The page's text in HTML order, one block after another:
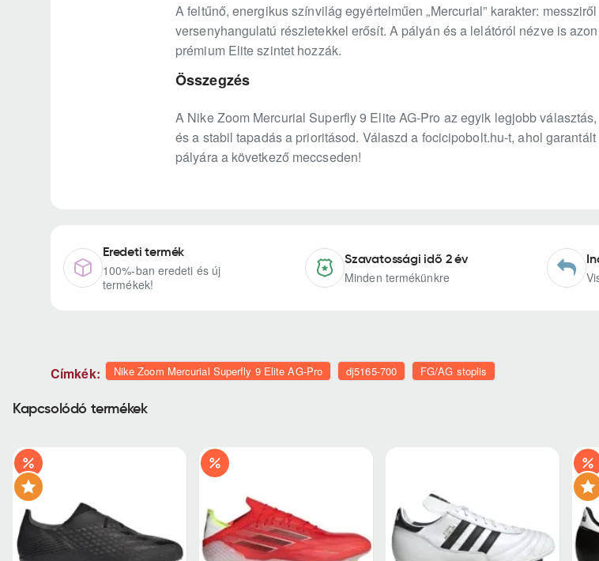
A feltűnő, energikus színvilág egyértelműen „Mercurial” karakter:
versenyhangulatú részletekkel erősít. A pályán és a lelátóról nézve is
prémium Elite szintet hozzák.
Összegzés
A Nike Zoom Mercurial Superfly 9 Elite AG-Pro az egyik legjobb
és a stabil tapadás a prioritásod. Válaszd a focicipobolt.hu-t, ahol
pályára a következő meccseden!
Eredeti termék
100%-ban eredeti és új
termékek!
Szavatossági idő 2 év
Minden termékünkre
Címkék: Nike Zoom Mercurial Superfly 9 Elite AG-Pro dj5165-700 FG/AG stoplis
Kapcsolódó termékek